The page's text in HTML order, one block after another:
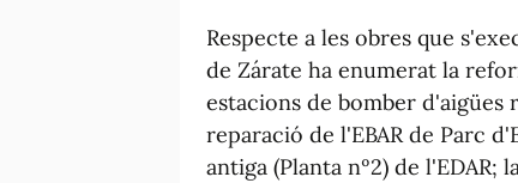
Respecte a les obres que
de Zárate ha enumerat la
estacions de bomber d'aigües
reparació de l'EBAR de Parc
antiga (Planta nº2) de